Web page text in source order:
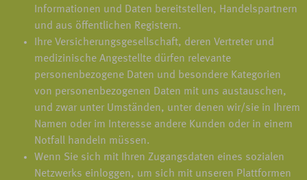
Informationen und Daten bereitstellen, Handelspartnern
und aus öffentlichen Registern.
Ihre Versicherungsgesellschaft, deren Vertreter und
medizinische Angestellte dürfen relevante
personenbezogene Daten und besondere Kategorien
von personenbezogenen Daten mit uns austauschen,
und zwar unter Umständen, unter denen wir/sie in Ihrem
Namen oder im Interesse andere Kunden oder in einem
Notfall handeln müssen.
Wenn Sie sich mit Ihren Zugangsdaten eines sozialen
Netzwerks einloggen, um sich mit unseren Plattformen